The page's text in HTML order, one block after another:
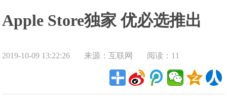
Apple Store独家 优必选推出
MeeBot 2.0机器人
2019-10-09 13:22:26 来源：互联网 阅读：11